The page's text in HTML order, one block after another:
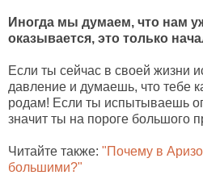
Иногда мы думаем, что нам
оказывается, это только
Если ты сейчас в своей жизни
давление и думаешь, что тебе
родам! Если ты испытываешь
значит ты на пороге большого
Читайте также: "Почему в
большими?"